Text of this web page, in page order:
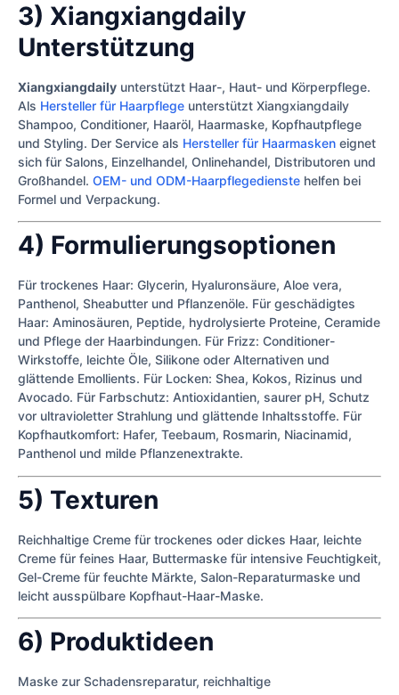
3) Xiangxiangdaily
Unterstützung
Xiangxiangdaily unterstützt Haar-, Haut- und Körperpflege.
Als Hersteller für Haarpflege unterstützt Xiangxiangdaily
Shampoo, Conditioner, Haaröl, Haarmaske, Kopfhautpflege
und Styling. Der Service als Hersteller für Haarmasken eignet
sich für Salons, Einzelhandel, Onlinehandel, Distributoren und
Großhandel. OEM- und ODM-Haarpflegedienste helfen bei
Formel und Verpackung.
4) Formulierungsoptionen
Für trockenes Haar: Glycerin, Hyaluronsäure, Aloe vera,
Panthenol, Sheabutter und Pflanzenöle. Für geschädigtes
Haar: Aminosäuren, Peptide, hydrolysierte Proteine, Ceramide
und Pflege der Haarbindungen. Für Frizz: Conditioner-
Wirkstoffe, leichte Öle, Silikone oder Alternativen und
glättende Emollients. Für Locken: Shea, Kokos, Rizinus und
Avocado. Für Farbschutz: Antioxidantien, saurer pH, Schutz
vor ultravioletter Strahlung und glättende Inhaltsstoffe. Für
Kopfhautkomfort: Hafer, Teebaum, Rosmarin, Niacinamid,
Panthenol und milde Pflanzenextrakte.
5) Texturen
Reichhaltige Creme für trockenes oder dickes Haar, leichte
Creme für feines Haar, Buttermaske für intensive Feuchtigkeit,
Gel-Creme für feuchte Märkte, Salon-Reparaturmaske und
leicht ausspülbare Kopfhaut-Haar-Maske.
6) Produktideen
Maske zur Schadensreparatur, reichhaltige